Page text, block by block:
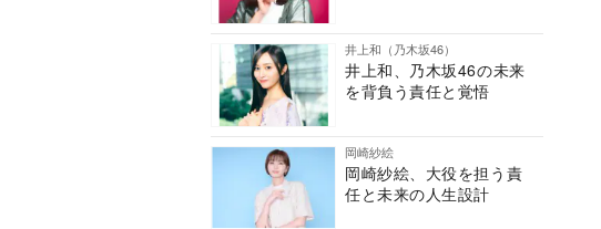
井上和（乃木坂46）
井上和、乃木坂46の未来
を背負う責任と覚悟
岡崎紗絵
岡崎紗絵、大役を担う責
任と未来の人生設計